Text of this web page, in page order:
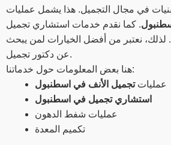
في مجال التجميل. هذا يشمل عمليات
. كما نقدم خدمات استشاري تجميل
نعتبر من أفضل الخيارات لمن يبحث
عن دكتور تجميل.
هنا بعض المعلومات حول خدماتنا:
عملياتتجميل الأنف في اسطنبول
استشاري تجميل في اسطنبول
عمليات شفط الدهون
تكميم المعدة